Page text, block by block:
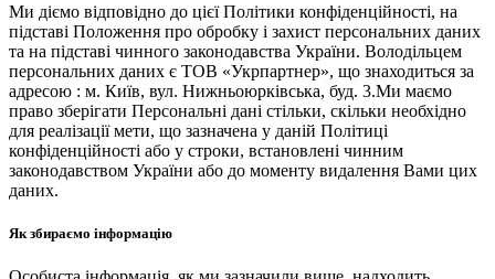
Ми діємо відповідно до цієї Політики конфіденційності, на
підставі Положення про обробку і захист персональних даних
та на підставі чинного законодавства України. Володільцем
персональних даних є ТОВ «Укрпартнер», що знаходиться за
адресою : м. Київ, вул. Нижньоюркiвська, буд. 3.Ми маємо
право зберігати Персональні дані стільки, скільки необхідно
для реалізації мети, що зазначена у даній Політиці
конфіденційності або у строки, встановлені чинним
законодавством України або до моменту видалення Вами цих
даних.
Як збираємо інформацію